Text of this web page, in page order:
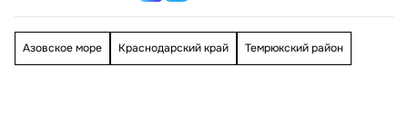
Азовское море Краснодарский край Темрюкский район